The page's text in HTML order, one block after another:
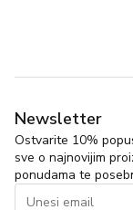
Newsletter
Ostvarite 10%
sve o najnovijim
ponudama te